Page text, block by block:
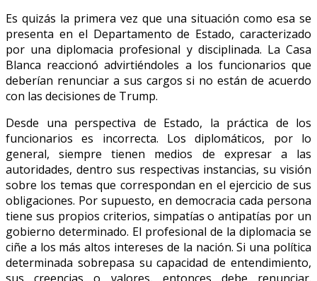
Es quizás la primera vez que una situación como esa se
presenta en el Departamento de Estado, caracterizado
por una diplomacia profesional y disciplinada. La Casa
Blanca reaccionó advirtiéndoles a los funcionarios que
deberían renunciar a sus cargos si no están de acuerdo
con las decisiones de Trump.
Desde una perspectiva de Estado, la práctica de los
funcionarios es incorrecta. Los diplomáticos, por lo
general, siempre tienen medios de expresar a las
autoridades, dentro sus respectivas instancias, su visión
sobre los temas que correspondan en el ejercicio de sus
obligaciones. Por supuesto, en democracia cada persona
tiene sus propios criterios, simpatías o antipatías por un
gobierno determinado. El profesional de la diplomacia se
ciñe a los más altos intereses de la nación. Si una política
determinada sobrepasa su capacidad de entendimiento,